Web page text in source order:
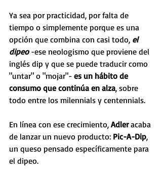
Ya sea por practicidad, por falta de
tiempo o simplemente porque es una
opción que combina con casi todo, el
dipeo -ese neologismo que proviene del
inglés dip y que se puede traducir como
"untar" o "mojar"- es un hábito de
consumo que continúa en alza, sobre
todo entre los milennials y centennials.
En línea con ese crecimiento, Adler acaba
de lanzar un nuevo producto: Pic-A-Dip,
un queso pensado específicamente para
el dipeo.